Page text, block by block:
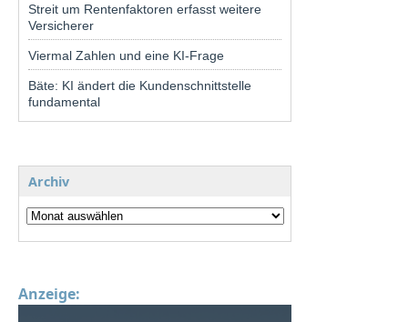
Streit um Rentenfaktoren erfasst weitere
Versicherer
Viermal Zahlen und eine KI-Frage
Bäte: KI ändert die Kundenschnittstelle
fundamental
Archiv
Anzeige: